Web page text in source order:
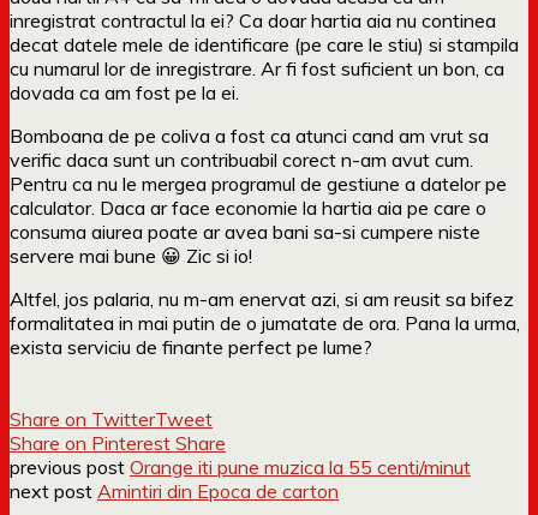
inregistrat contractul la ei? Ca doar hartia aia nu continea
decat datele mele de identificare (pe care le stiu) si stampila
cu numarul lor de inregistrare. Ar fi fost suficient un bon, ca
dovada ca am fost pe la ei.
Bomboana de pe coliva a fost ca atunci cand am vrut sa
verific daca sunt un contribuabil corect n-am avut cum.
Pentru ca nu le mergea programul de gestiune a datelor pe
calculator. Daca ar face economie la hartia aia pe care o
consuma aiurea poate ar avea bani sa-si cumpere niste
servere mai bune 😀 Zic si io!
Altfel, jos palaria, nu m-am enervat azi, si am reusit sa bifez
formalitatea in mai putin de o jumatate de ora. Pana la urma,
exista serviciu de finante perfect pe lume?
Share on TwitterTweet
Share on Pinterest Share
previous post Orange iti pune muzica la 55 centi/minut
next post Amintiri din Epoca de carton